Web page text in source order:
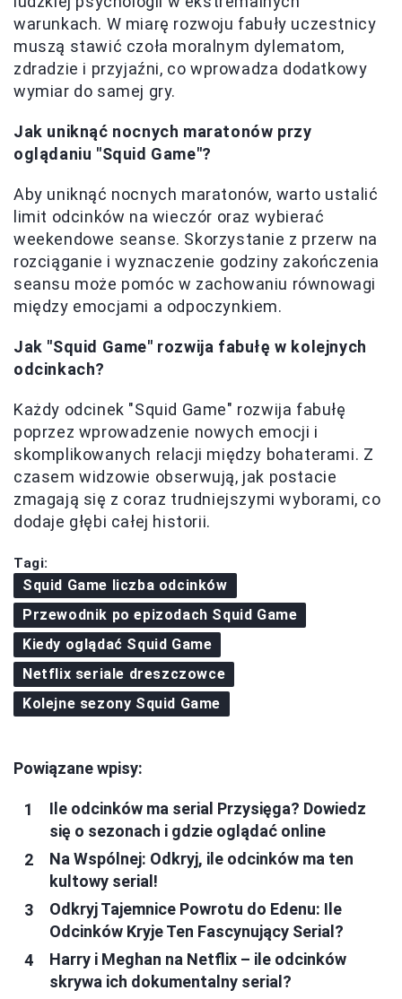
warunkach. W miarę rozwoju fabuły uczestnicy
muszą stawić czoła moralnym dylematom,
zdradzie i przyjaźni, co wprowadza dodatkowy
wymiar do samej gry.
Jak uniknąć nocnych maratonów przy
oglądaniu "Squid Game"?
Aby uniknąć nocnych maratonów, warto ustalić
limit odcinków na wieczór oraz wybierać
weekendowe seanse. Skorzystanie z przerw na
rozciąganie i wyznaczenie godziny zakończenia
seansu może pomóc w zachowaniu równowagi
między emocjami a odpoczynkiem.
Jak "Squid Game" rozwija fabułę w kolejnych
odcinkach?
Każdy odcinek "Squid Game" rozwija fabułę
poprzez wprowadzenie nowych emocji i
skomplikowanych relacji między bohaterami. Z
czasem widzowie obserwują, jak postacie
zmagają się z coraz trudniejszymi wyborami, co
dodaje głębi całej historii.
Tagi:
Squid Game liczba odcinków
Przewodnik po epizodach Squid Game
Kiedy oglądać Squid Game
Netflix seriale dreszczowce
Kolejne sezony Squid Game
Powiązane wpisy:
Ile odcinków ma serial Przysięga? Dowiedz
się o sezonach i gdzie oglądać online
Na Wspólnej: Odkryj, ile odcinków ma ten
kultowy serial!
Odkryj Tajemnice Powrotu do Edenu: Ile
Odcinków Kryje Ten Fascynujący Serial?
Harry i Meghan na Netflix – ile odcinków
skrywa ich dokumentalny serial?